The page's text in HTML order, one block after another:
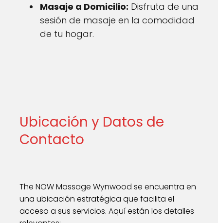
Masaje a Domicilio: Disfruta de una
sesión de masaje en la comodidad
de tu hogar.
Ubicación y Datos de
Contacto
The NOW Massage Wynwood se encuentra en
una ubicación estratégica que facilita el
acceso a sus servicios. Aquí están los detalles